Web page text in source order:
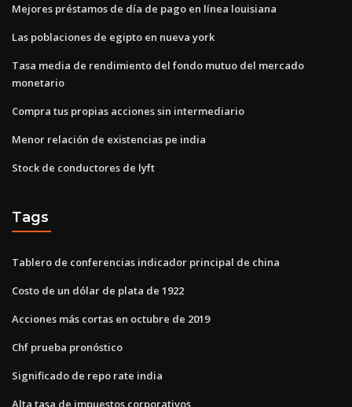
Mejores préstamos de día de pago en línea louisiana
Las poblaciones de egipto en nueva york
Tasa media de rendimiento del fondo mutuo del mercado
monetario
Compra tus propias acciones sin intermediario
Menor relación de existencias pe india
Stock de conductores de lyft
Tags
Tablero de conferencias indicador principal de china
Costo de un dólar de plata de 1922
Acciones más cortas en octubre de 2019
Chf prueba pronóstico
Significado de repo rate india
Alta tasa de impuestos corporativos